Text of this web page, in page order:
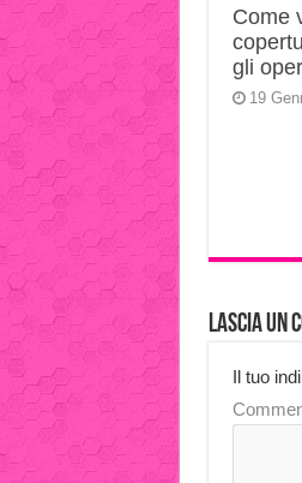
Come
gli
19
Lascia un
Il tuo